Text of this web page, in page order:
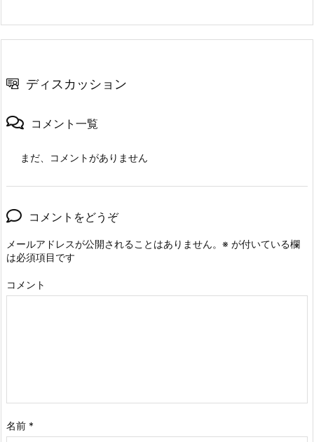
ディスカッション
コメント一覧
まだ、コメントがありません
コメントをどうぞ
メールアドレスが公開されることはありません。 ※ が付いている欄
は必須項目です
コメント
名前 *